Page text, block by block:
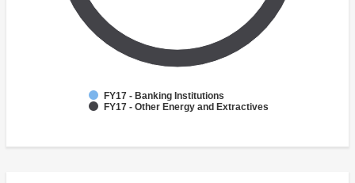
FY17 - Banking Institutions
FY17 - Other Energy and Extractives